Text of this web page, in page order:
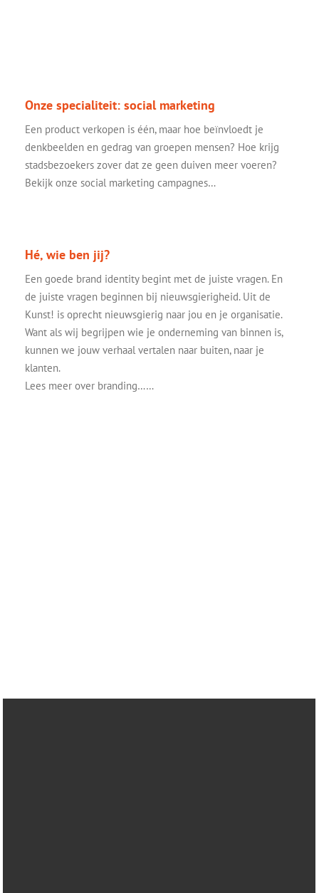
Onze specialiteit: social marketing
Een product verkopen is één, maar hoe beïnvloedt je
denkbeelden en gedrag van groepen mensen? Hoe krijg
stadsbezoekers zover dat ze geen duiven meer voeren?
Bekijk onze social marketing campagnes…
Hé, wie ben jij?
Een goede brand identity begint met de juiste vragen. En
de juiste vragen beginnen bij nieuwsgierigheid. Uit de
Kunst! is oprecht nieuwsgierig naar jou en je organisatie.
Want als wij begrijpen wie je onderneming van binnen is,
kunnen we jouw verhaal vertalen naar buiten, naar je
klanten.
Lees meer over branding……